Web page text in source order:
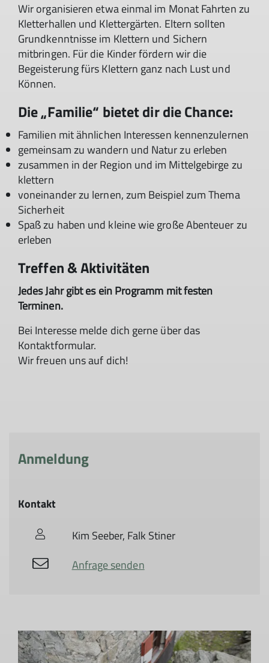
Wir organisieren etwa einmal im Monat Fahrten zu
Kletterhallen und Klettergärten. Eltern sollten
Grundkenntnisse im Klettern und Sichern
mitbringen. Für die Kinder fördern wir die
Begeisterung fürs Klettern ganz nach Lust und
Können.
Die „Familie“ bietet dir die Chance:
Familien mit ähnlichen Interessen kennenzulernen
gemeinsam zu wandern und Natur zu erleben
zusammen in der Region und im Mittelgebirge zu
klettern
voneinander zu lernen, zum Beispiel zum Thema
Sicherheit
Spaß zu haben und kleine wie große Abenteuer zu
erleben
Treffen & Aktivitäten
Jedes Jahr gibt es ein Programm mit festen
Terminen.
Bei Interesse melde dich gerne über das
Kontaktformular.
Wir freuen uns auf dich!
Anmeldung
Kontakt
Kim Seeber, Falk Stiner
Anfrage senden